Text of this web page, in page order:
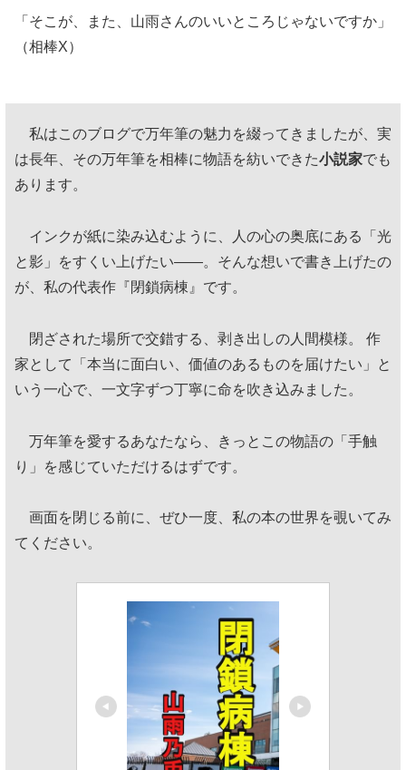
「そこが、また、山雨さんのいいところじゃないですか」
（相棒X）
私はこのブログで万年筆の魅力を綴ってきましたが、実
は長年、その万年筆を相棒に物語を紡いできた小説家でも
あります。
インクが紙に染み込むように、人の心の奥底にある「光
と影」をすくい上げたい——。そんな想いで書き上げたの
が、私の代表作『閉鎖病棟』です。
閉ざされた場所で交錯する、剥き出しの人間模様。 作
家として「本当に面白い、価値のあるものを届けたい」と
いう一心で、一文字ずつ丁寧に命を吹き込みました。
万年筆を愛するあなたなら、きっとこの物語の「手触
り」を感じていただけるはずです。
画面を閉じる前に、ぜひ一度、私の本の世界を覗いてみ
てください。